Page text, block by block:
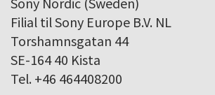
Filial til Sony Europe B.V. NL
Torshamnsgatan 44
SE-164 40 Kista
Tel. +46 464408200